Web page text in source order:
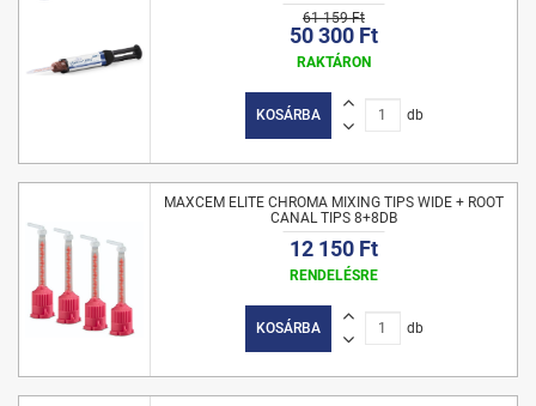
61 159 Ft
50 300 Ft
RAKTÁRON
KOSÁRBA db
MAXCEM ELITE CHROMA MIXING TIPS WIDE + ROOT
CANAL TIPS 8+8DB
12 150 Ft
RENDELÉSRE
KOSÁRBA db